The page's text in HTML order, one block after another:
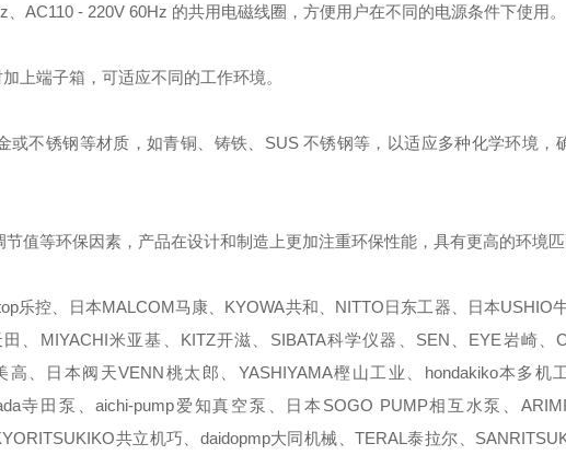
AC110 - 220V 60Hz 的共用电磁线圈，方便用户在不同的电源条件下使用。
上端子箱，可适应不同的工作环境。
或不锈钢等材质，如青铜、铸铁、SUS 不锈钢等，以适应多种化学环境，
值等环保因素，产品在设计和制造上更加注重环保性能，具有更高的环境匹
乐控、日本MALCOM马康、KYOWA共和、NITTO日东工器、日本USHIO
、MIYACHI米亚基、KITZ开滋、SIBATA科学仪器、SEN、EYE岩崎、
、日本阀天VENN桃太郎、YASHIYAMA樫山工业、hondakiko本多机
寺田泵、aichi-pump爱知真空泵、日本SOGO PUMP相互水泵、
共立机巧、daidopmp大同机械、TERAL泰拉尔、